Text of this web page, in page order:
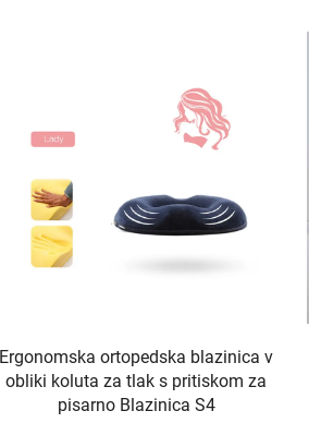
Ergonomska ortopedska blazinica v
obliki koluta za tlak s pritiskom za
pisarno Blazinica S4